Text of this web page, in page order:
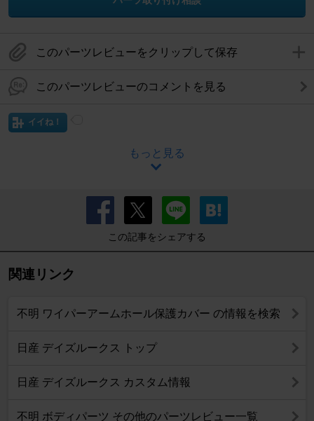
このパーツレビューをクリップして保存
このパーツレビューのコメントを見る
イイね！
もっと見る
この記事をシェアする
関連リンク
不明 ワイパーアームホール保護カバー の情報を検索
日産 デイズルークス トップ
日産 デイズルークス カスタム情報
不明 ボディパーツ その他のパーツレビュー一覧